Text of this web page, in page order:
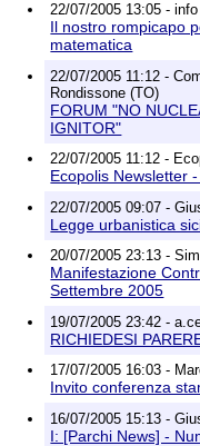
22/07/2005 13:05 - info
Il nostro rompicapo
matematica
22/07/2005 11:12 -
Rondissone (TO)
FORUM "NO
IGNITOR"
22/07/2005 11:12 -
Ecopolis Newsletter
22/07/2005 09:07 -
Legge urbanistica
20/07/2005 23:13 -
Manifestazione
Settembre 2005
19/07/2005 23:42 -
RICHIEDESI
17/07/2005 16:03 -
Invito conferenza
16/07/2005 15:13 -
I: [Parchi News] -